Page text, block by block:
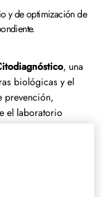
y de optimización de
, una
biológicas y el
prevención,
el laboratorio
para que